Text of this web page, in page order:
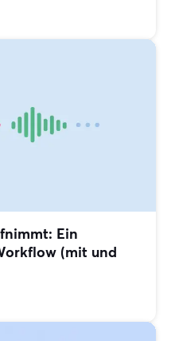
Ein
(mit und